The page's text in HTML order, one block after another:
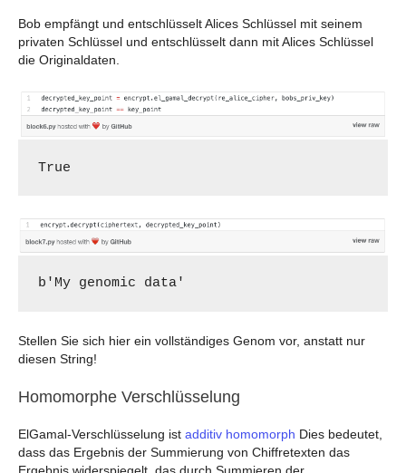
Bob empfängt und entschlüsselt Alices Schlüssel mit seinem
privaten Schlüssel und entschlüsselt dann mit Alices Schlüssel
die Originaldaten.
True
b'My genomic data'
Stellen Sie sich hier ein vollständiges Genom vor, anstatt nur
diesen String!
Homomorphe Verschlüsselung
ElGamal-Verschlüsselung ist additiv homomorph Dies bedeutet,
dass das Ergebnis der Summierung von Chiffretexten das